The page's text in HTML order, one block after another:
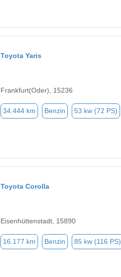
Toyota Yaris
Frankfurt(Oder), 15236
34.444 km Benzin 53 kw (72 PS)
Toyota Corolla
Eisenhüttenstadt, 15890
16.177 km Benzin 85 kw (116 PS)